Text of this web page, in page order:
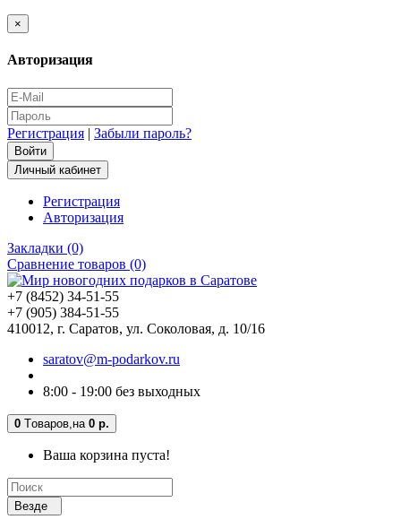
×
Авторизация
Регистрация | Забыли пароль?
Личный кабинет
Регистрация
Авторизация
Закладки (0)
Сравнение товаров (0)
+7 (8452) 34-51-55
+7 (905) 384-51-55
410012, г. Саратов, ул. Соколовая, д. 10/16
saratov@m-podarkov.ru
8:00 - 19:00 без выходных
0 Tоваров, на 0 р.
Ваша корзина пуста!
Везде